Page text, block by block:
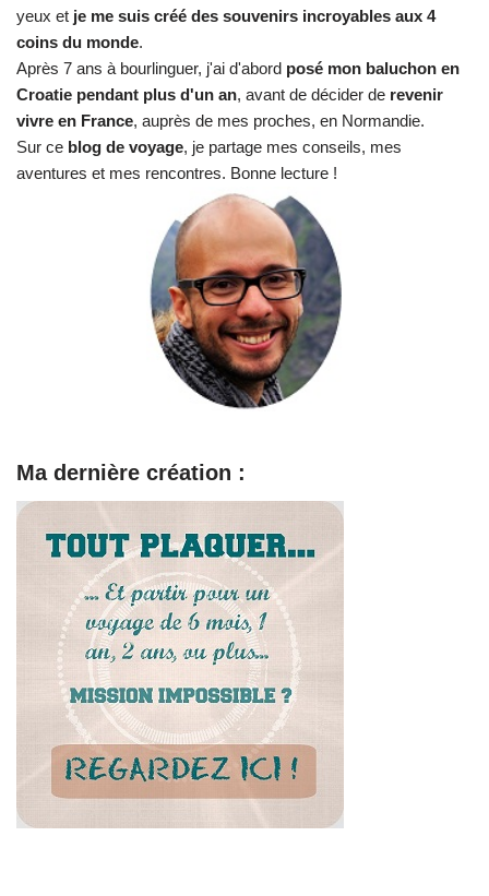
yeux et je me suis créé des souvenirs incroyables aux 4
coins du monde.
Après 7 ans à bourlinguer, j'ai d'abord posé mon baluchon en
Croatie pendant plus d'un an, avant de décider de revenir
vivre en France, auprès de mes proches, en Normandie.
Sur ce blog de voyage, je partage mes conseils, mes
aventures et mes rencontres. Bonne lecture !
Ma dernière création :